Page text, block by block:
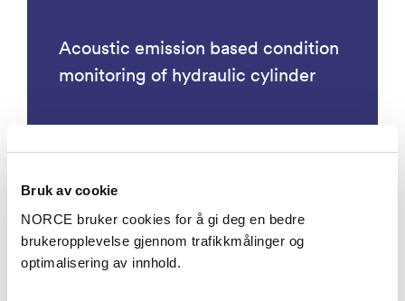
Bruk av cookie
NORCE bruker cookies for å gi deg en bedre
brukeropplevelse gjennom trafikkmålinger og
optimalisering av innhold.
Acoustic emission based condition
monitoring of hydraulic cylinder
Prosjekter